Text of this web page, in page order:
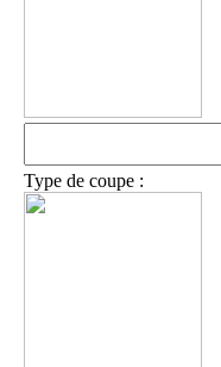
Type de coupe :